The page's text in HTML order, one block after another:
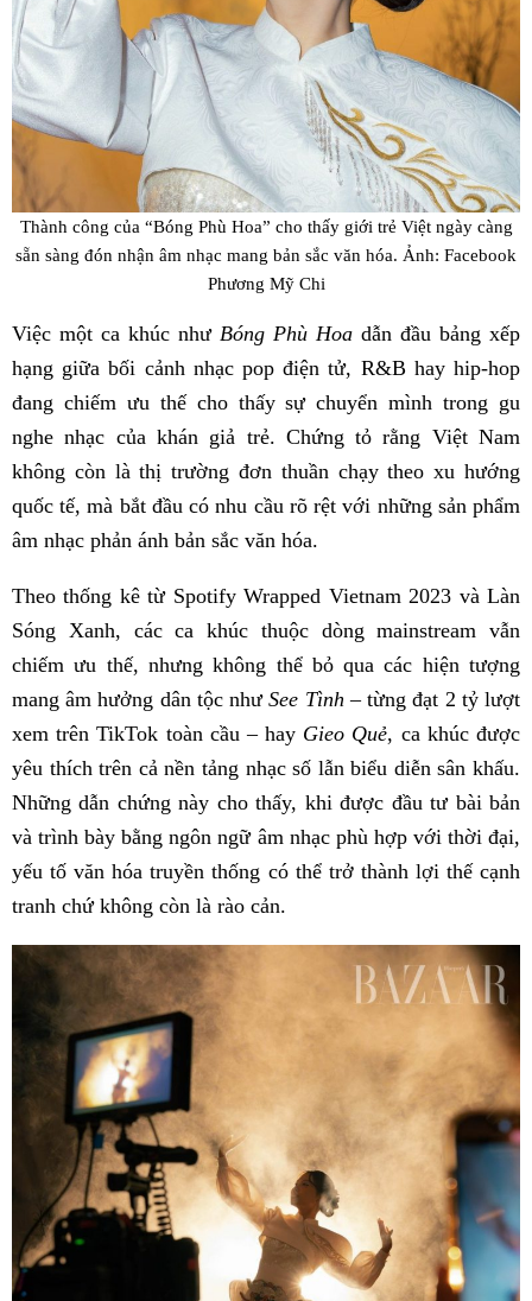
Thành công của “Bóng Phù Hoa” cho thấy giới trẻ Việt ngày càng
sẵn sàng đón nhận âm nhạc mang bản sắc văn hóa. Ảnh: Facebook
Phương Mỹ Chi
Việc một ca khúc như Bóng Phù Hoa dẫn đầu bảng xếp
hạng giữa bối cảnh nhạc pop điện tử, R&B hay hip-hop
đang chiếm ưu thế cho thấy sự chuyển mình trong gu
nghe nhạc của khán giả trẻ. Chứng tỏ rằng Việt Nam
không còn là thị trường đơn thuần chạy theo xu hướng
quốc tế, mà bắt đầu có nhu cầu rõ rệt với những sản phẩm
âm nhạc phản ánh bản sắc văn hóa.
Theo thống kê từ Spotify Wrapped Vietnam 2023 và Làn
Sóng Xanh, các ca khúc thuộc dòng mainstream vẫn
chiếm ưu thế, nhưng không thể bỏ qua các hiện tượng
mang âm hưởng dân tộc nhưSee Tình –từng đạt 2 tỷ lượt
xem trên TikTok toàn cầu – hay Gieo Quẻ, ca khúc được
yêu thích trên cả nền tảng nhạc số lẫn biểu diễn sân khấu.
Những dẫn chứng này cho thấy, khi được đầu tư bài bản
và trình bày bằng ngôn ngữ âm nhạc phù hợp với thời đại,
yếu tố văn hóa truyền thống có thể trở thành lợi thế cạnh
tranh chứ không còn là rào cản.